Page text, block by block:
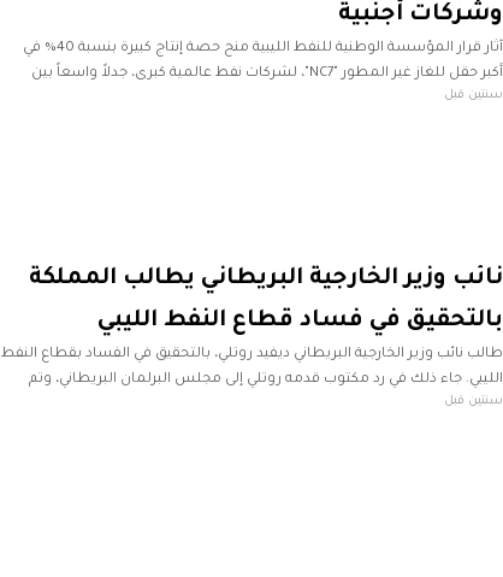
وشركات أجنبية
أثار قرار المؤسسة الوطنية للنفط الليبية منح حصة إنتاج كبيرة بنسبة 40% في
أكبر حقل للغاز غير المطور "NC7"، لشركات نفط عالمية كبرى، جدلاً واسعاً بين
المسئولين والجهات الرقابية في
سنتين قبل
نائب وزير الخارجية البريطاني يطالب المملكة
بالتحقيق في فساد قطاع النفط الليبي
طالب نائب وزير الخارجية البريطاني ديفيد روتلي، بالتحقيق في الفساد بقطاع النفط
الليبي. جاء ذلك في رد مكتوب قدمه روتلي إلى مجلس البرلمان البريطاني، وتم
طرح هذا السؤال من قبل
سنتين قبل